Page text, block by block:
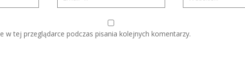
w tej przeglądarce podczas pisania kolejnych komentarzy.